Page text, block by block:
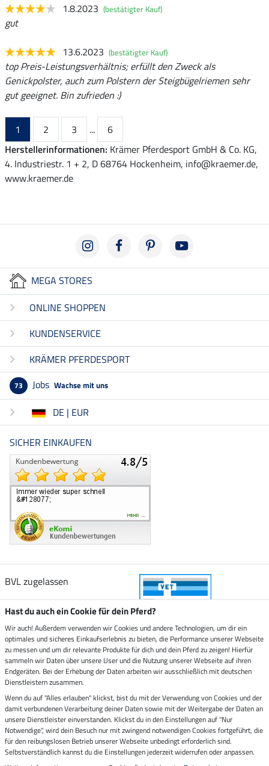
1.8.2023 (bestätigter Kauf)
gut
13.6.2023 (bestätigter Kauf)
top Preis-Leistungsverhältnis; erfüllt den Zweck als
Genickpolster, auch zum Polstern der Steigbügelriemen sehr
gut geeignet. Bin zufrieden :)
1 2 3 ...
6
Herstellerinformationen: Krämer Pferdesport GmbH & Co. KG,
4. Industriestr. 1 + 2, D 68764 Hockenheim, info@kraemer.de,
www.kraemer.de
MEGA STORES
ONLINE SHOPPEN
KUNDENSERVICE
KRÄMER PFERDESPORT
73 Jobs Wachse mit uns
DE | EUR
SICHER EINKAUFEN
BVL zugelassen
Zustellung durch
Sicher bezahlen mit
Rechnung Vorkasse
Impressum
Hast du auch ein Cookie für dein Pferd?
Wir auch! Außerdem verwenden wir Cookies und andere Technologien, um dir ein
optimales und sicheres Einkaufserlebnis zu bieten, die Performance unserer Webseite
zu messen und um dir relevante Produkte für dich und dein Pferd zu zeigen! Hierfür
sammeln wir Daten über unsere User und die Nutzung unserer Webseite auf ihren
Endgeräten. Bei der Erhebung der Daten arbeiten wir ausschließlich mit deutschen
Dienstleistern zusammen.
Wenn du auf "Alles erlauben" klickst, bist du mit der Verwendung von Cookies und der
damit verbundenen Verarbeitung deiner Daten sowie mit der Weitergabe der Daten an
unsere Dienstleister einverstanden. Klickst du in den Einstellungen auf "Nur
Notwendige", wird dein Besuch nur mit zwingend notwendigen Cookies fortgeführt, die
für den reibungslosen Betrieb unserer Webseite unbedingt erforderlich sind.
Selbstverständlich kannst du die Einstellungen jederzeit widerrufen oder anpassen.